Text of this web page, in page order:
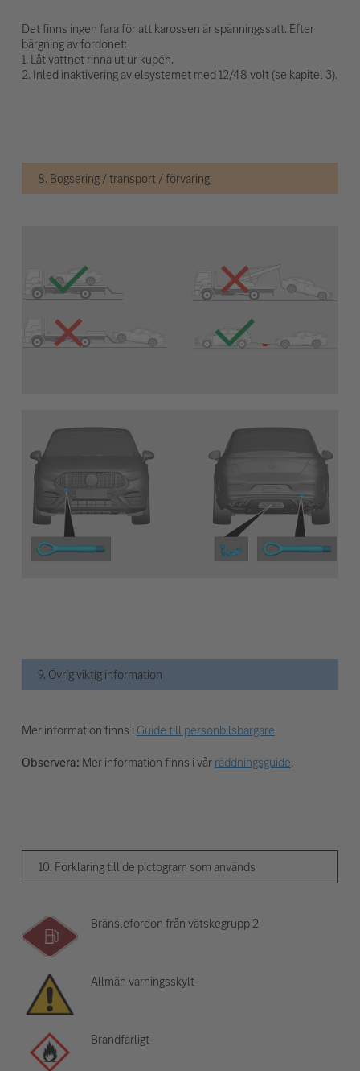
Det finns ingen fara för att karossen är spänningssatt. Efter
bärgning av fordonet:
1. Låt vattnet rinna ut ur kupén.
2. Inled inaktivering av elsystemet med 12/48 volt (se kapitel 3).
8. Bogsering / transport / förvaring
9. Övrig viktig information
Mer information finns i Guide till personbilsbärgare.
Observera: Mer information finns i vårräddningsguide.
10. Förklaring till de pictogram som används
Bränslefordon från vätskegrupp 2
Allmän varningsskylt
Brandfarligt